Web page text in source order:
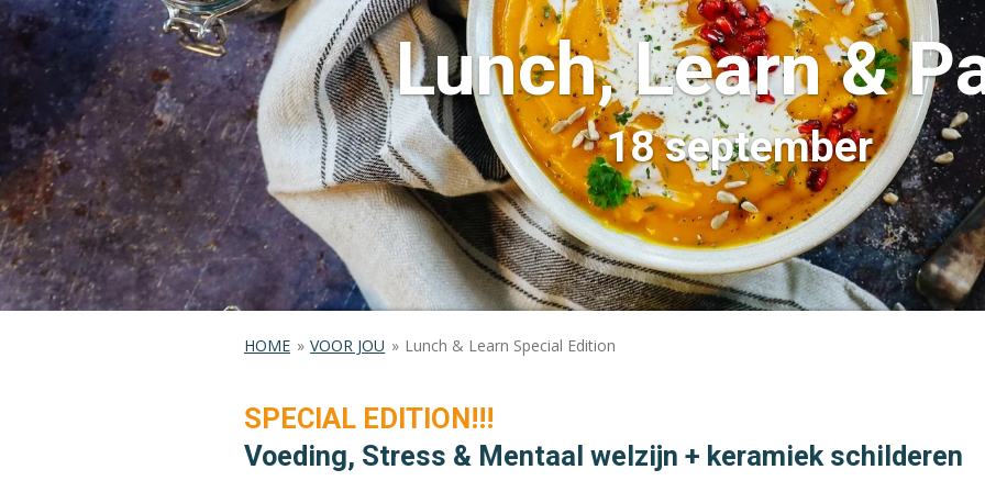
Lunch,Learn &
18 september
HOME » VOOR JOU » Lunch & Learn Special Edition
SPECIAL EDITION!!!
Voeding, Stress & Mentaal welzijn + keramiek schilderen